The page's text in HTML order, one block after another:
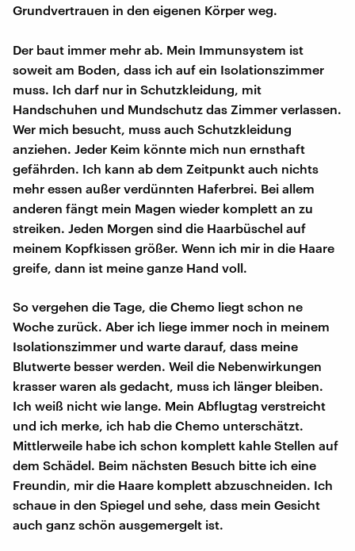
Grundvertrauen in den eigenen Körper weg.
Der baut immer mehr ab. Mein Immunsystem ist
soweit am Boden, dass ich auf ein Isolationszimmer
muss. Ich darf nur in Schutzkleidung, mit
Handschuhen und Mundschutz das Zimmer verlassen.
Wer mich besucht, muss auch Schutzkleidung
anziehen. Jeder Keim könnte mich nun ernsthaft
gefährden. Ich kann ab dem Zeitpunkt auch nichts
mehr essen außer verdünnten Haferbrei. Bei allem
anderen fängt mein Magen wieder komplett an zu
streiken. Jeden Morgen sind die Haarbüschel auf
meinem Kopfkissen größer. Wenn ich mir in die Haare
greife, dann ist meine ganze Hand voll.
So vergehen die Tage, die Chemo liegt schon ne
Woche zurück. Aber ich liege immer noch in meinem
Isolationszimmer und warte darauf, dass meine
Blutwerte besser werden. Weil die Nebenwirkungen
krasser waren als gedacht, muss ich länger bleiben.
Ich weiß nicht wie lange. Mein Abflugtag verstreicht
und ich merke, ich hab die Chemo unterschätzt.
Mittlerweile habe ich schon komplett kahle Stellen auf
dem Schädel. Beim nächsten Besuch bitte ich eine
Freundin, mir die Haare komplett abzuschneiden. Ich
schaue in den Spiegel und sehe, dass mein Gesicht
auch ganz schön ausgemergelt ist.